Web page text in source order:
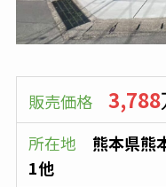
販売価格 3,788
所在地
熊本県熊
1他